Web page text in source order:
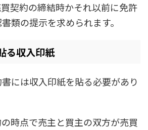
契約の締結時かそれ以前に免許
類の提示を求められます。
る収入印紙
には収入印紙を貼る必要があり
時点で売主と買主の双方が売買